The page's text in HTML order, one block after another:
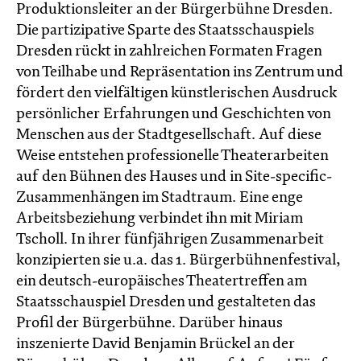
Produktionsleiter an der Bürgerbühne Dresden.
Die partizipative Sparte des Staatsschauspiels
Dresden rückt in zahlreichen Formaten Fragen
von Teilhabe und Repräsentation ins Zentrum und
fördert den vielfältigen künstlerischen Ausdruck
persönlicher Erfahrungen und Geschichten von
Menschen aus der Stadtgesellschaft. Auf diese
Weise entstehen professionelle Theaterarbeiten
auf den Bühnen des Hauses und in Site-specific-
Zusammenhängen im Stadtraum. Eine enge
Arbeitsbeziehung verbindet ihn mit Miriam
Tscholl. In ihrer fünfjährigen Zusammenarbeit
konzipierten sie u.a. das 1. Bürgerbühnenfestival,
ein deutsch-europäisches Theatertreffen am
Staatsschauspiel Dresden und gestalteten das
Profil der Bürgerbühne. Darüber hinaus
inszenierte David Benjamin Brückel an der